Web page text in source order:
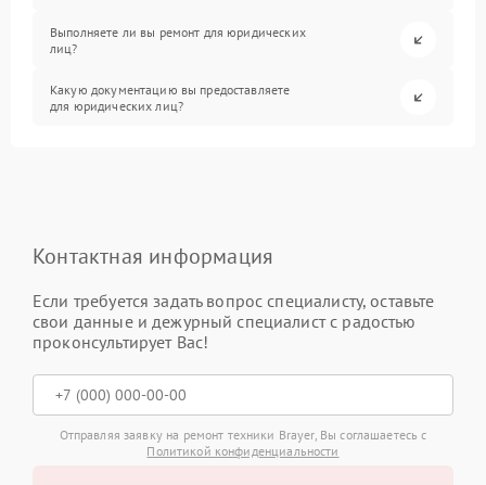
Выполняете ли вы ремонт для юридических
лиц?
Какую документацию вы предоставляете
для юридических лиц?
Контактная информация
Если требуется задать вопрос специалисту, оставьте
свои данные и дежурный специалист с радостью
проконсультирует Вас!
Отправляя заявку на ремонт техники Brayer, Вы соглашаетесь с
Политикой конфиденциальности